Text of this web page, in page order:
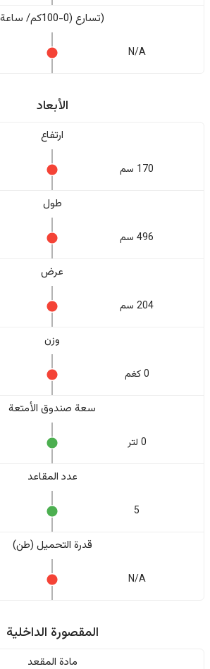
(تسارع (0-100كم/ ساعة
N/A
الأبعاد
ارتفاع
170 سم
طول
496 سم
عرض
204 سم
وزن
0 كغم
سعة صندوق الأمتعة
0 لتر
عدد المقاعد
5
قدرة التحميل (طن)
N/A
المقصورة الداخلية
مادة المقعد